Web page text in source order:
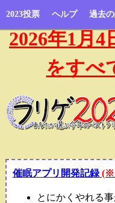
2023投票 ヘルプ 過去
2026年1月
をすべ
催眠アプリ開発記録
とにかくやれる